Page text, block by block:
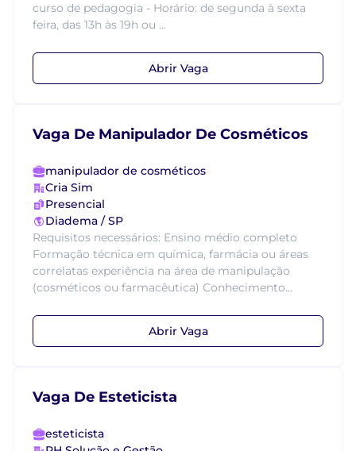
curso de pedagogia - Horário: de segunda à sexta
feira, das 13h às 19h ou ...
Abrir Vaga
Vaga De Manipulador De Cosméticos
manipulador de cosméticos
Cria Sim
Presencial
Diadema / SP
Requisitos necessários: Ensino médio completo
Formação técnica em química, farmácia ou áreas
correlatas experiência na área de manipulação
(cosméticos ou farmacêutica) Conhecimento...
Abrir Vaga
Vaga De Esteticista
esteticista